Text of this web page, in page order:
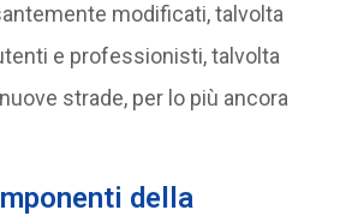
modificati, talvolta
e professionisti, talvolta
strade, per lo più ancora
della